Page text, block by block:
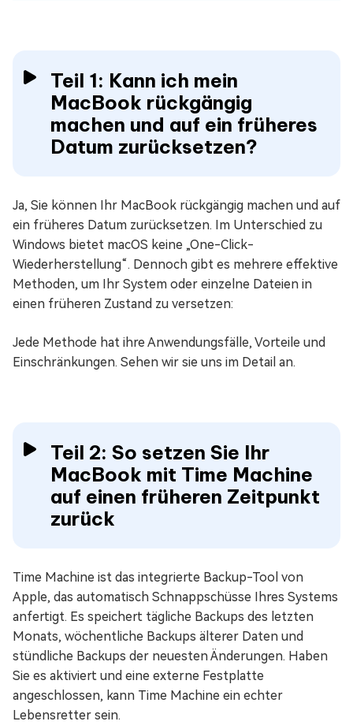
Teil 1: Kann ich mein
MacBook rückgängig
machen und auf ein früheres
Datum zurücksetzen?
Ja, Sie können Ihr MacBook rückgängig machen und auf
ein früheres Datum zurücksetzen. Im Unterschied zu
Windows bietet macOS keine „One-Click-
Wiederherstellung“. Dennoch gibt es mehrere effektive
Methoden, um Ihr System oder einzelne Dateien in
einen früheren Zustand zu versetzen:
Jede Methode hat ihre Anwendungsfälle, Vorteile und
Einschränkungen. Sehen wir sie uns im Detail an.
Teil 2: So setzen Sie Ihr
MacBook mit Time Machine
auf einen früheren Zeitpunkt
zurück
Time Machine ist das integrierte Backup-Tool von
Apple, das automatisch Schnappschüsse Ihres Systems
anfertigt. Es speichert tägliche Backups des letzten
Monats, wöchentliche Backups älterer Daten und
stündliche Backups der neuesten Änderungen. Haben
Sie es aktiviert und eine externe Festplatte
angeschlossen, kann Time Machine ein echter
Lebensretter sein.